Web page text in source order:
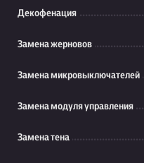
Декофенация
Замена жерновов
Замена микровыключателей
Замена модуля управления
Замена тена